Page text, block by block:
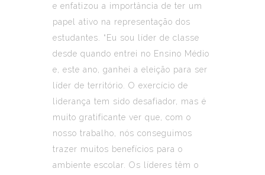
e enfatizou a importância de ter um
papel ativo na representação dos
estudantes. “Eu sou líder de classe
desde quando entrei no Ensino Médio
e, este ano, ganhei a eleição para ser
líder de território. O exercício de
liderança tem sido desafiador, mas é
muito gratificante ver que, com o
nosso trabalho, nós conseguimos
trazer muitos benefícios para o
ambiente escolar. Os líderes têm o